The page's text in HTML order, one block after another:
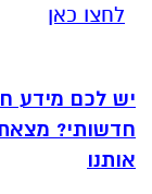
לחצו כאן
יש לכם מידע
חדשותי?
אותנו